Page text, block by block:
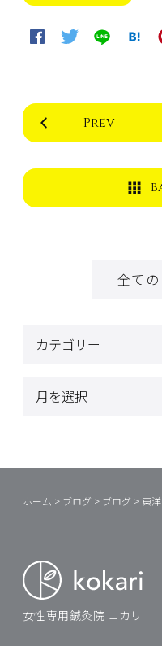
Prev
全て
ホーム > ブログ > ブログ > 東
女性専用鍼灸院 コカリ